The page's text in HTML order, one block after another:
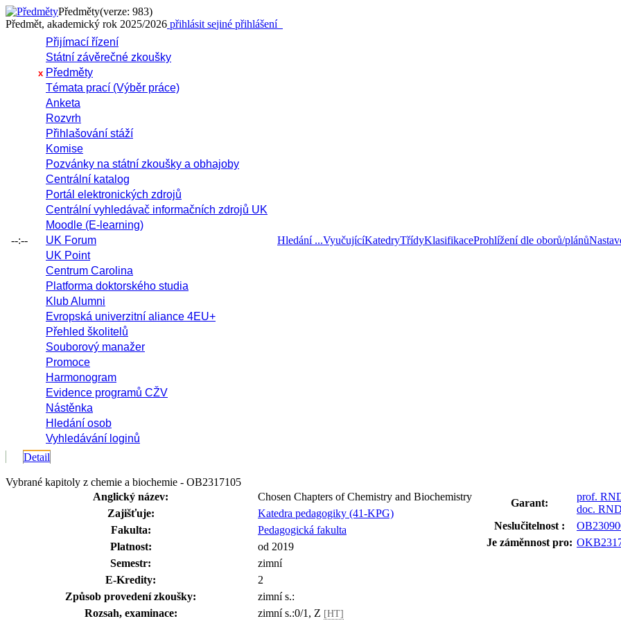
Předměty(verze: 983)
Předmět, akademický rok 2025/2026 přihlásit sejiné přihlášení
--:--
Přijímací řízení
Státní závěrečné zkoušky
x Předměty
Témata prací (Výběr práce)
Anketa
Rozvrh
Přihlašování stáží
Komise
Pozvánky na státní zkoušky a obhajoby
Centrální katalog
Portál elektronických zdrojů
Centrální vyhledávač informačních zdrojů UK
Moodle (E-learning)
UK Forum
UK Point
Centrum Carolina
Platforma doktorského studia
Klub Alumni
Evropská univerzitní aliance 4EU+
Přehled školitelů
Souborový manažer
Promoce
Harmonogram
Evidence programů CŽV
Nástěnka
Hledání osob
Vyhledávání loginů
Hledání ...VyučujícíKatedryTřídyKlasifikaceProhlížení dle oborů/plánů
Detail
Vybrané kapitoly z chemie a biochemie - OB2317105
Anglický název:
Chosen Chapters of Chemistry and Biochemistry
Zajišťuje:
Katedra pedagogiky (41-KPG)
Fakulta:
Pedagogická fakulta
Platnost:
od 2019
Semestr:
zimní
E-Kredity:
2
Způsob provedení zkoušky:
zimní s.:
Rozsah, examinace:
zimní s.:0/1, Z [HT]
Garant:
prof.
doc.
Neslučitelnost :
Je záměnnost pro: